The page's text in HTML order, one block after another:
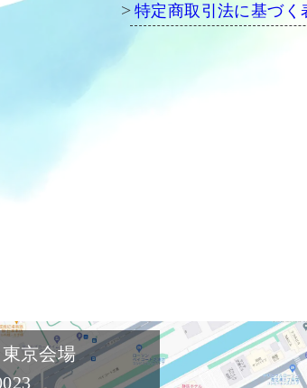
特定商取引法に基づく
京会場